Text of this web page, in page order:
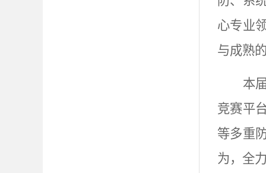
心专业
与成熟
本
竞赛平
等多重
为，全